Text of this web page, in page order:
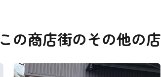
この商店街のその他の